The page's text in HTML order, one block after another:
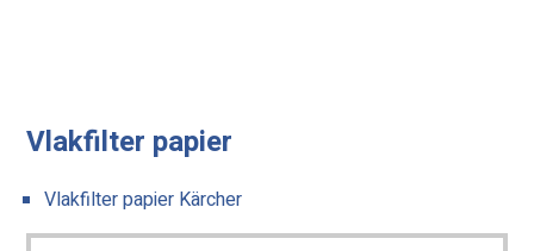
Vlakfilter papier
Vlakfilter papier Kärcher